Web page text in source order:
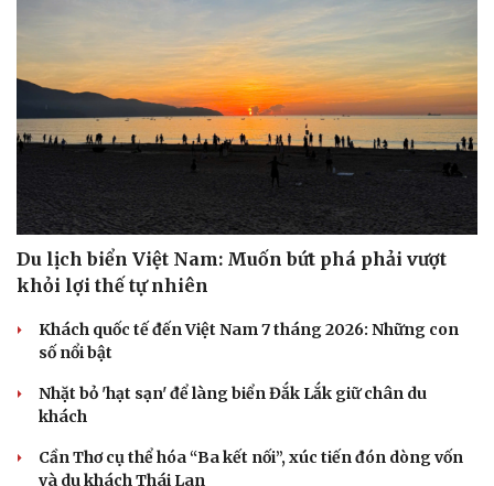
Du lịch biển Việt Nam: Muốn bứt phá phải vượt
khỏi lợi thế tự nhiên
Khách quốc tế đến Việt Nam 7 tháng 2026: Những con
số nổi bật
Nhặt bỏ 'hạt sạn' để làng biển Đắk Lắk giữ chân du
khách
Cần Thơ cụ thể hóa “Ba kết nối”, xúc tiến đón dòng vốn
và du khách Thái Lan